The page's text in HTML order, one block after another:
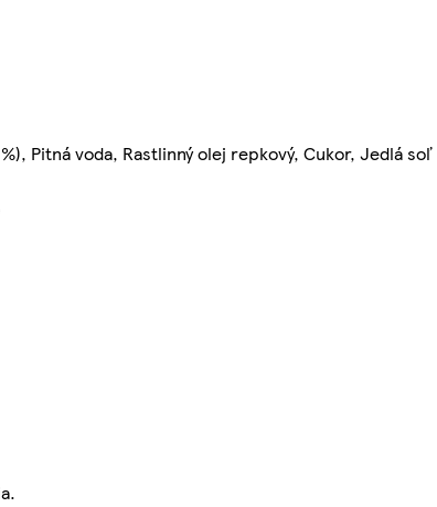
Pitná voda, Rastlinný olej repkový, Cukor, Jedlá soľ